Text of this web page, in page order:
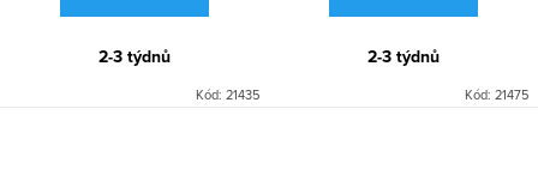
2-3 týdnů
Kód: 21435
2-3 týdnů
Kód: 21475